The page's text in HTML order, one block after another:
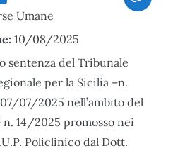
Umane
10/08/2025
sentenza del Tribunale
per la Sicilia –n.
07/2025 nell’ambito del
14/2025 promosso nei
Policlinico dal Dott.